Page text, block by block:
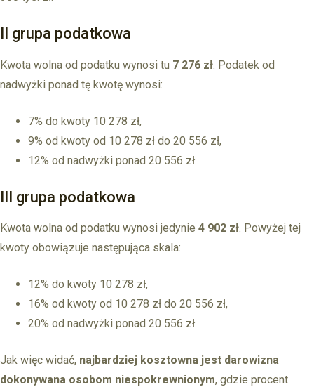
II grupa podatkowa
Kwota wolna od podatku wynosi tu 7 276 zł. Podatek od
nadwyżki ponad tę kwotę wynosi:
7% do kwoty 10 278 zł,
9% od kwoty od 10 278 zł do 20 556 zł,
12% od nadwyżki ponad 20 556 zł.
III grupa podatkowa
Kwota wolna od podatku wynosi jedynie 4 902 zł. Powyżej tej
kwoty obowiązuje następująca skala:
12% do kwoty 10 278 zł,
16% od kwoty od 10 278 zł do 20 556 zł,
20% od nadwyżki ponad 20 556 zł.
Jak więc widać, najbardziej kosztowna jest darowizna
dokonywana osobom niespokrewnionym, gdzie procent